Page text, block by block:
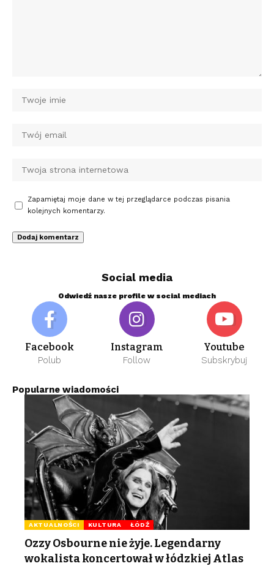
Zapamiętaj moje dane w tej przeglądarce podczas pisania
kolejnych komentarzy.
Social media
Odwiedź nasze profile w social mediach
Facebook
Polub
Instagram
Follow
Youtube
Subskrybuj
Popularne wiadomości
AKTUALNOŚCI KULTURA ŁÓDŹ
Ozzy Osbourne nie żyje. Legendarny
wokalista koncertował w łódzkiej Atlas